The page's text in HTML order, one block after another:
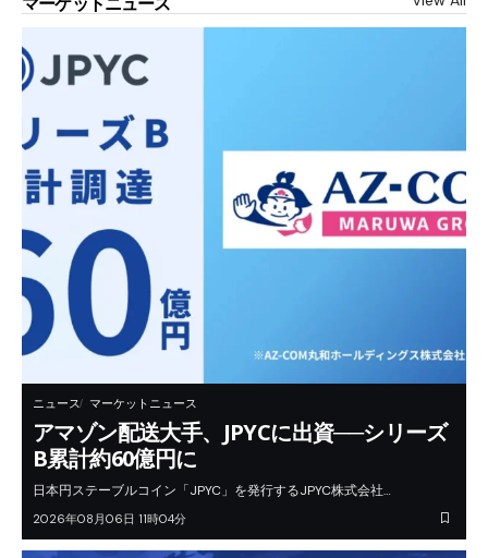
ニュース マーケットニュース
アマゾン配送大手、JPYCに出資──シリーズ
B累計約60億円に
日本円ステーブルコイン「JPYC」を発行するJPYC株式会社…
2026年08月06日 11時04分